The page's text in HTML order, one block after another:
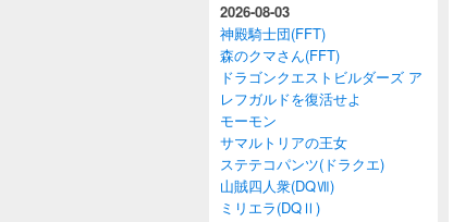
2026-08-03
神殿騎士団(FFT)
森のクマさん(FFT)
ドラゴンクエストビルダーズ ア
レフガルドを復活せよ
モーモン
サマルトリアの王女
ステテコパンツ(ドラクエ)
山賊四人衆(DQⅦ)
ミリエラ(DQⅡ)